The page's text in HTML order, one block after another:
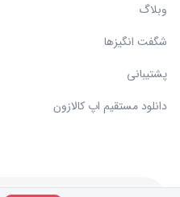
وبلاگ
شگفت انگیزها
پشتیبانی
دانلود مستقیم اپ کالازون